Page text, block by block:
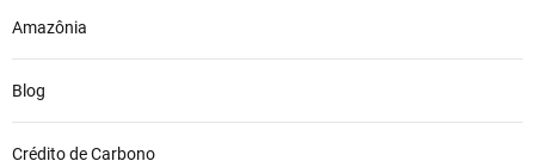
Amazônia
Blog
Crédito de Carbono